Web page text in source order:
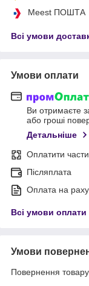
Meest ПОШТА
Всі умови
Умови оплати
Ви отримаєте
або гроші
Детальніше
Оплатити
Післяплата
Оплата на
Всі умови оплати
Умови
Повернення